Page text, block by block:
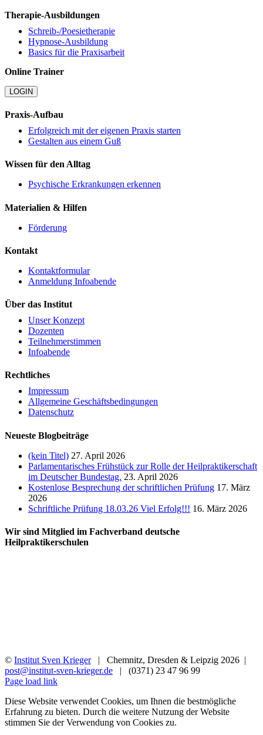
Therapie-Ausbildungen
Schreib-/Poesietherapie
Hypnose-Ausbildung
Basics für die Praxisarbeit
Online Trainer
LOGIN
Praxis-Aufbau
Erfolgreich mit der eigenen Praxis starten
Gestalten aus einem Guß
Wissen für den Alltag
Psychische Erkrankungen erkennen
Materialien & Hilfen
Förderung
Kontakt
Kontaktformular
Anmeldung Infoabende
Über das Institut
Unser Konzept
Dozenten
Teilnehmerstimmen
Infoabende
Rechtliches
Impressum
Allgemeine Geschäftsbedingungen
Datenschutz
Neueste Blogbeiträge
(kein Titel) 27. April 2026
Parlamentarisches Frühstück zur Rolle der Heilpraktikerschaft
im Deutscher Bundestag. 23. April 2026
Kostenlose Besprechung der schriftlichen Prüfung 17. März
2026
Schriftliche Prüfung 18.03.26 Viel Erfolg!!! 16. März 2026
Wir sind Mitglied im Fachverband deutsche
Heilpraktikerschulen
© Institut Sven Krieger| Chemnitz, Dresden & Leipzig 2026 |
post@institut-sven-krieger.de | (0371) 23 47 96 99
Facebook
YouTube
Instagram
Rss
Page load link
Diese Website verwendet Cookies, um Ihnen die bestmögliche
Erfahrung zu bieten. Durch die weitere Nutzung der Website
stimmen Sie der Verwendung von Cookies zu.